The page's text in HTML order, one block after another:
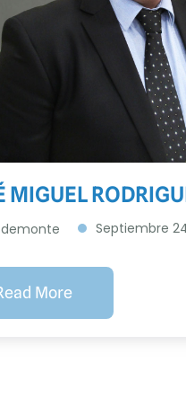
MIGUEL
Septiembre
More